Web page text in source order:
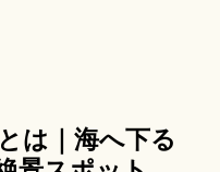
は｜海へ下る